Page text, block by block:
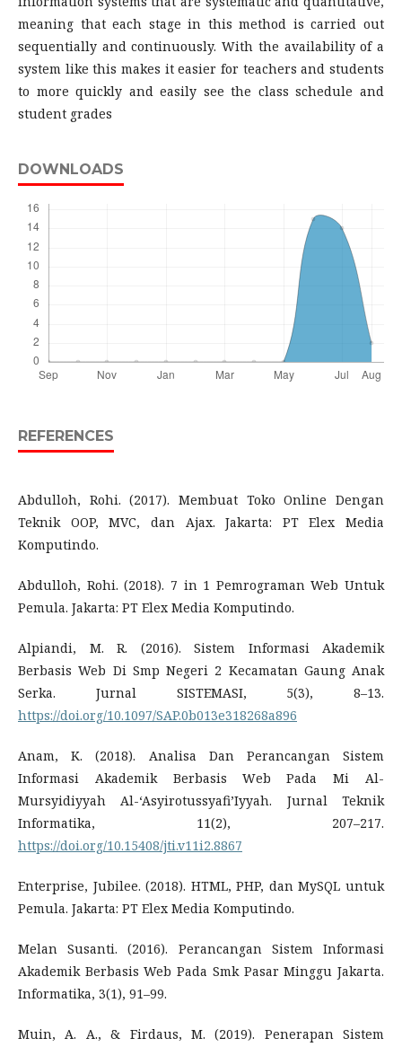
meaning that each stage in this method is carried out
sequentially and continuously. With the availability of a
system like this makes it easier for teachers and students
to more quickly and easily see the class schedule and
student grades
DOWNLOADS
REFERENCES
Abdulloh, Rohi. (2017). Membuat Toko Online Dengan
Teknik OOP, MVC, dan Ajax. Jakarta: PT Elex Media
Komputindo.
Abdulloh, Rohi. (2018). 7 in 1 Pemrograman Web Untuk
Pemula. Jakarta: PT Elex Media Komputindo.
Alpiandi, M. R. (2016). Sistem Informasi Akademik
Berbasis Web Di Smp Negeri 2 Kecamatan Gaung Anak
Serka. Jurnal SISTEMASI, 5(3), 8–13.
https://doi.org/10.1097/SAP.0b013e318268a896
Anam, K. (2018). Analisa Dan Perancangan Sistem
Informasi Akademik Berbasis Web Pada Mi Al-
Mursyidiyyah Al-‘Asyirotussyafi’Iyyah. Jurnal Teknik
Informatika, 11(2), 207–217.
https://doi.org/10.15408/jti.v11i2.8867
Enterprise, Jubilee. (2018). HTML, PHP, dan MySQL untuk
Pemula. Jakarta: PT Elex Media Komputindo.
Melan Susanti. (2016). Perancangan Sistem Informasi
Akademik Berbasis Web Pada Smk Pasar Minggu Jakarta.
Informatika, 3(1), 91–99.
Muin, A. A., & Firdaus, M. (2019). Penerapan Sistem